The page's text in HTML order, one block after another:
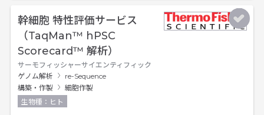
幹細胞 特性評価サービス
（TaqMan™ hPSC
Scorecard™ 解析）
サーモフィッシャーサイエンティフィック
ゲノム解析
re-Sequence
構築・作製
細胞作製
生物種：ヒト